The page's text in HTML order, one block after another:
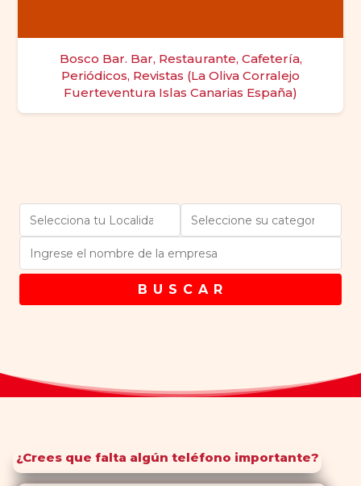
Bosco Bar. Bar, Restaurante, Cafetería,
Periódicos, Revistas (La Oliva Corralejo
Fuerteventura Islas Canarias España)
B U S C A R
¿Crees que falta algún teléfono importante?